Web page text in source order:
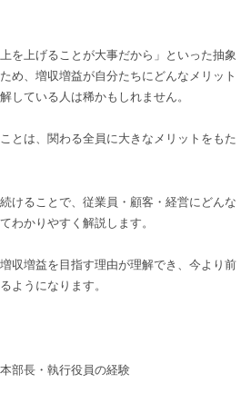
を上げることが大事だから」といった抽象
め、増収増益が自分たちにどんなメリット
している人は稀かもしれません。
とは、関わる全員に大きなメリットをもた
けることで、従業員・顧客・経営にどんな
わかりやすく解説します。
収増益を目指す理由が理解でき、今より前
ようになります。
部長・執行役員の経験